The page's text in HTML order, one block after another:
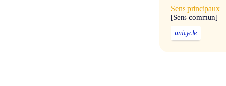
Sens principaux
[Sens commun]
unicycle